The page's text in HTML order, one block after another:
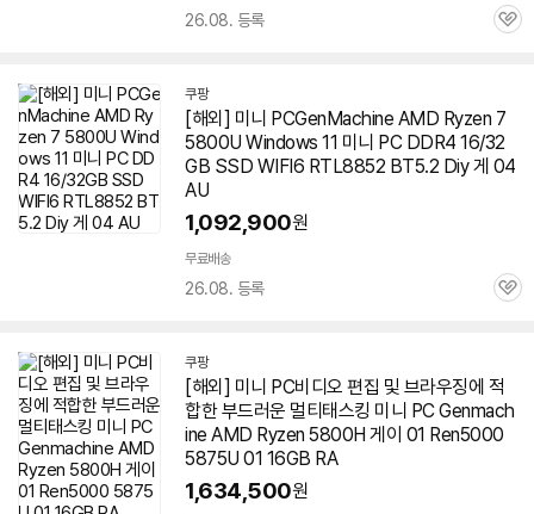
26.08. 등록
관
쿠팡
[해외] 미니 PCGenMachine AMD Ryzen 7
5800U Windows 11 미니 PC DDR4 16/32
GB SSD WIFI6 RTL8852 BT5.2 Diy 게 04
AU
1,092,900원
무료배송
26.08. 등록
관
쿠팡
[해외] 미니 PC비디오 편집 및 브라우징에 적
합한 부드러운 멀티태스킹 미니 PC Genmach
ine AMD Ryzen 5800H 게이 01 Ren5000
5875U 01 16GB RA
1,634,500원